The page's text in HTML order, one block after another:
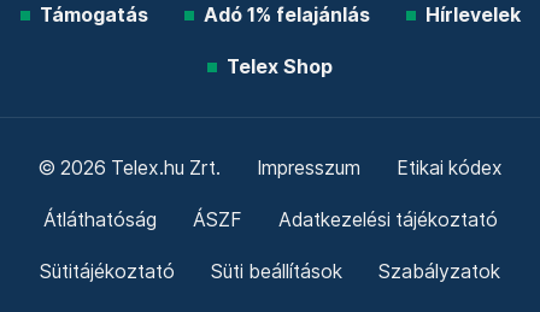
Támogatás Adó 1% felajánlás Hírlevelek
Telex Shop
© 2026 Telex.hu Zrt. Impresszum Etikai kódex
Átláthatóság ÁSZF Adatkezelési tájékoztató
Sütitájékoztató Süti beállítások Szabályzatok